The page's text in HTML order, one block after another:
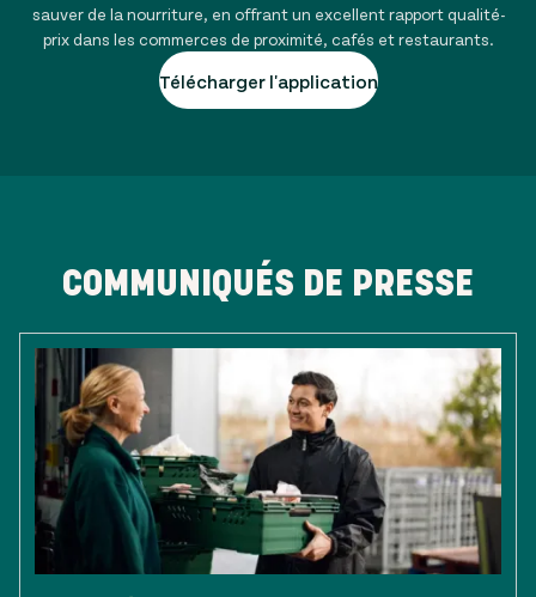
sauver de la nourriture, en offrant un excellent rapport qualité-
prix dans les commerces de proximité, cafés et restaurants.
Télécharger l'application
COMMUNIQUÉS DE PRESSE